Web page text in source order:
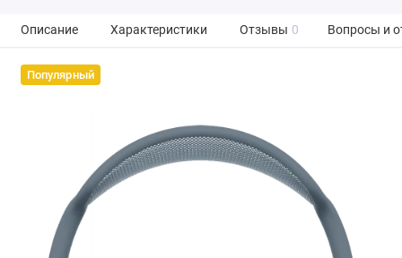
Описание Характеристики Отзывы 0 Вопросы и
Популярный